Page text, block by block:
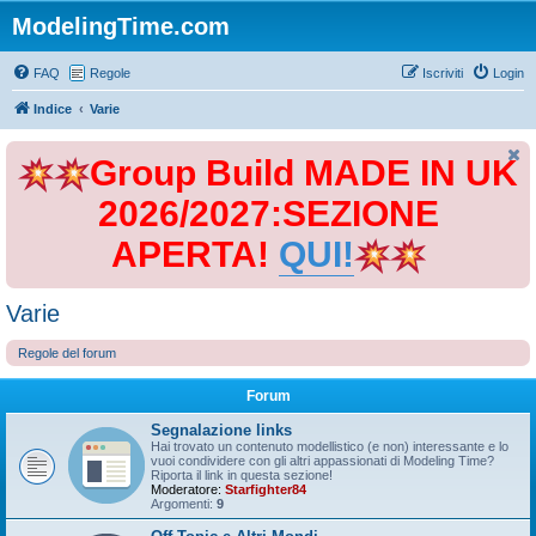
ModelingTime.com
FAQ Regole Login
Iscriviti
Indice Varie
Group Build MADE IN UK
2026/2027:SEZIONE
APERTA! QUI!
Varie
Regole del forum
Forum
Segnalazione links
Hai trovato un contenuto modellistico (e non) interessante e lo
vuoi condividere con gli altri appassionati di Modeling Time?
Riporta il link in questa sezione!
Moderatore: Starfighter84
Argomenti: 9